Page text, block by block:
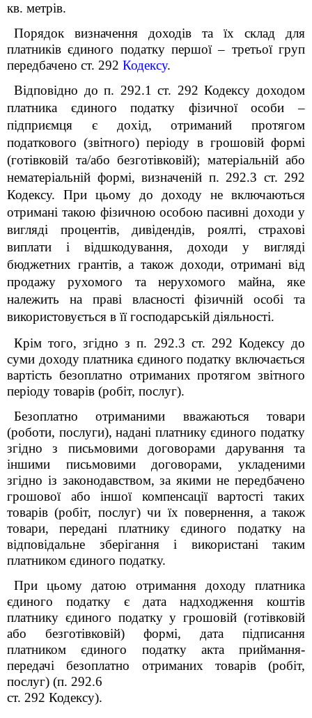
кв. метрів.
Порядок визначення доходів та їх склад для
платників єдиного податку першої – третьої груп
передбачено ст. 292 Кодексу.
Відповідно до п. 292.1 ст. 292 Кодексу доходом
платника єдиного податку фізичної особи –
підприємця є дохід, отриманий протягом
податкового (звітного) періоду в грошовій формі
(готівковій та/або безготівковій); матеріальній або
нематеріальній формі, визначеній п. 292.3 ст. 292
Кодексу. При цьому до доходу не включаються
отримані такою фізичною особою пасивні доходи у
вигляді процентів, дивідендів, роялті, страхові
виплати і відшкодування, доходи у вигляді
бюджетних грантів, а також доходи, отримані від
продажу рухомого та нерухомого майна, яке
належить на праві власності фізичній особі та
використовується в її господарській діяльності.
Крім того, згідно з п. 292.3 ст. 292 Кодексу до
суми доходу платника єдиного податку включається
вартість безоплатно отриманих протягом звітного
періоду товарів (робіт, послуг).
Безоплатно отриманими вважаються товари
(роботи, послуги), надані платнику єдиного податку
згідно з письмовими договорами дарування та
іншими письмовими договорами, укладеними
згідно із законодавством, за якими не передбачено
грошової або іншої компенсації вартості таких
товарів (робіт, послуг) чи їх повернення, а також
товари, передані платнику єдиного податку на
відповідальне зберігання і використані таким
платником єдиного податку.
При цьому датою отримання доходу платника
єдиного податку є дата надходження коштів
платнику єдиного податку у грошовій (готівковій
або безготівковій) формі, дата підписання
платником єдиного податку акта приймання-
передачі безоплатно отриманих товарів (робіт,
послуг) (п. 292.6
ст. 292 Кодексу).